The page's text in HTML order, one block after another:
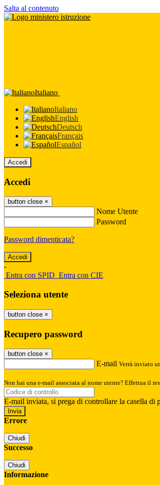
Salta al contenuto
Italiano
Italiano
English
Deutsch
Français
Español
Accedi
Accedi
button close ×
Nome Utente
Password
Password dimenticata?
-
Entra con SPID Entra con CIE
Seleziona utente
button close ×
Recupero password
button close ×
E-mail Verrà inviato
Non hai una e-mail associata al nome utente? Effettua il
E-mail inviata, si prega di controllare la casella di
Errore
Chiudi
Successo
Chiudi
Informazione